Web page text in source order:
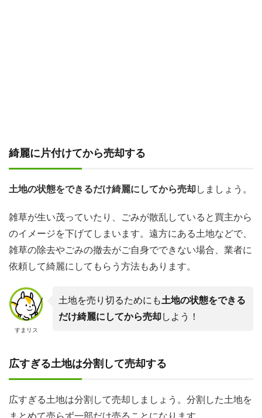
綺麗に片付けてから売却する
土地の状態をできるだけ綺麗にしてから売却しましょう。
雑草が生い茂っていたり、ごみが散乱していると買主から
のイメージを下げてしまいます。遠方にある土地などで、
雑草の除去やごみの撤去がご自身でできない場合、業者に
依頼して綺麗にしてもらう方法もあります。
すまリス
土地を売り切るためにも土地の状態をできる
だけ綺麗にしてから売却しよう！
広すぎる土地は分割して売却する
広すぎる土地は分割して売却しましょう。分割した土地を